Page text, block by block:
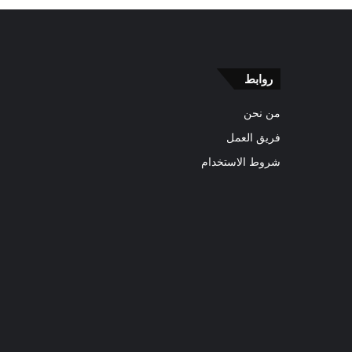
روابط
من نحن
فريق العمل
شروط الاستخدام